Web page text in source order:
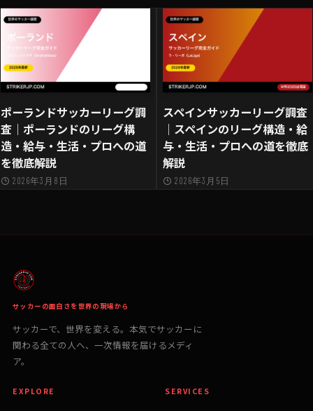
ポーランドサッカーリーグ調
査｜ポーランドのリーグ構
造・給与・生活・プロへの道
を徹底解説
2026年3月8日
スペインサッカーリーグ調査
｜スペインのリーグ構造・給
与・生活・プロへの道を徹底
解説
2026年3月5日
サッカーの面白さを世界の現場から
サッカーで、世界を変える。本気でサッカーに
関わる全ての人へ、一次情報を届けるメディ
ア。
EXPLORE SERVICES